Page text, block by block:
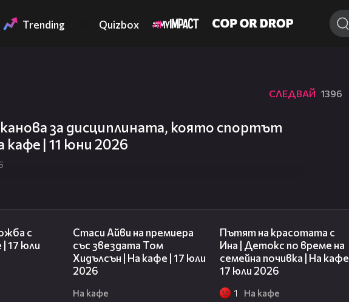
Trending Quizbox
СЛЕДВАЙ 1396
за дисциплината, която спортът
кафе | 11 юни 2026
с
17 юли
Стаси Айви на премиера
със звездата Том
Хидълсън | На кафе | 17 юли
2026
На кафе
Пътят на красотата с
Ина | Детокс по време на
семейна почивка | На кафе |
17 юли 2026
1 На кафе